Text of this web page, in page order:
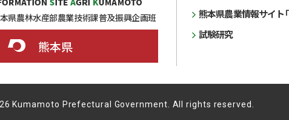
県農林水産部農業技術課普及振興企画班
熊本県
熊本県農業情報サイト
試験研究
Kumamoto Prefectural Government. All rights reserved.